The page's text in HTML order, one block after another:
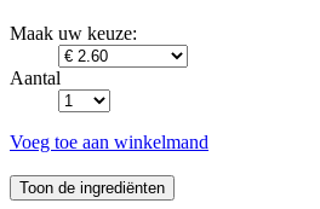
Maak uw keuze:
Aantal
Voeg toe aan winkelmand